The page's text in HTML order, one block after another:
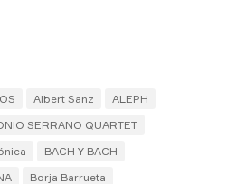
Albert Sanz
ALEPH
SERRANO QUARTET
BACH Y BACH
Borja Barrueta